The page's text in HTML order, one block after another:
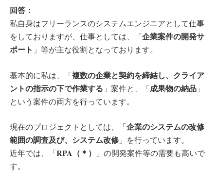
回答：
私自身はフリーランスのシステムエンジニアとして仕事
をしておりますが、仕事としては、「企業案件の開発サ
ポート 」等が主な役割となっております。
基本的に私は、「複数の企業と契約を締結し、クライア
ントの指示の下で作業する 」案件と、「成果物の納品 」
という案件の両方を行っています。
現在のプロジェクトとしては、「企業のシステムの改修
範囲の調査及び、システム改修 」を行っています。
近年では、「RPA（＊）
」の開発案件等の需要も高いで
す。